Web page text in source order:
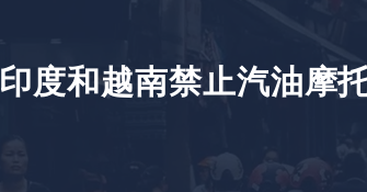
印度和越南禁止汽油摩